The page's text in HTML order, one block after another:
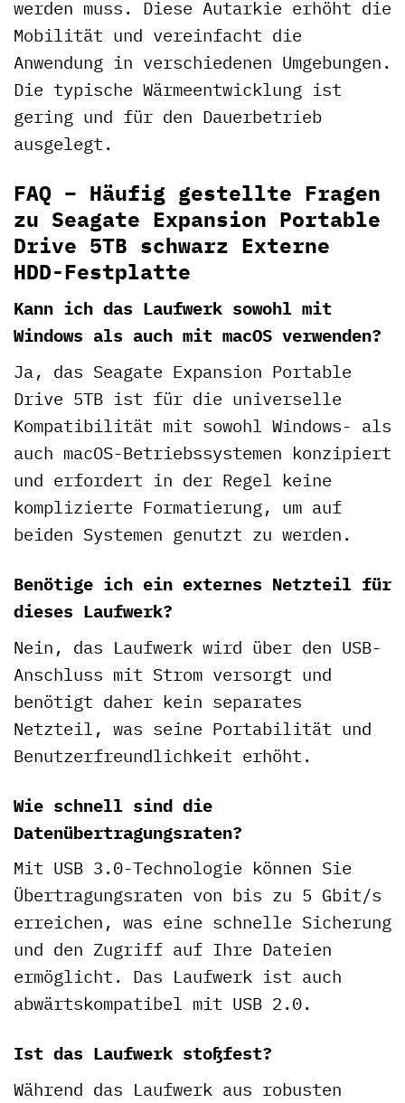
werden muss. Diese Autarkie erhöht die
Mobilität und vereinfacht die
Anwendung in verschiedenen Umgebungen.
Die typische Wärmeentwicklung ist
gering und für den Dauerbetrieb
ausgelegt.
FAQ – Häufig gestellte Fragen
zu Seagate Expansion Portable
Drive 5TB schwarz Externe
HDD-Festplatte
Kann ich das Laufwerk sowohl mit
Windows als auch mit macOS verwenden?
Ja, das Seagate Expansion Portable
Drive 5TB ist für die universelle
Kompatibilität mit sowohl Windows- als
auch macOS-Betriebssystemen konzipiert
und erfordert in der Regel keine
komplizierte Formatierung, um auf
beiden Systemen genutzt zu werden.
Benötige ich ein externes Netzteil für
dieses Laufwerk?
Nein, das Laufwerk wird über den USB-
Anschluss mit Strom versorgt und
benötigt daher kein separates
Netzteil, was seine Portabilität und
Benutzerfreundlichkeit erhöht.
Wie schnell sind die
Datenübertragungsraten?
Mit USB 3.0-Technologie können Sie
Übertragungsraten von bis zu 5 Gbit/s
erreichen, was eine schnelle Sicherung
und den Zugriff auf Ihre Dateien
ermöglicht. Das Laufwerk ist auch
abwärtskompatibel mit USB 2.0.
Ist das Laufwerk stoßfest?
Während das Laufwerk aus robusten